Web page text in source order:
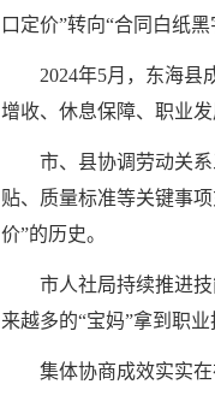
口定价”转向“合同白纸
2024年5月，东海
增收、休息保障、职业
市、县协调劳动关
贴、质量标准等关键事
价”的历史。
市人社局持续推进
来越多的“宝妈”拿到职
集体协商成效实实